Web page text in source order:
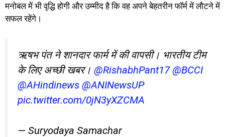
मनोबल में भी वृद्धि होगी और उम्मीद है कि वह अपने बेहतरीन फॉर्म में लौटने में
सफल रहेंगे।
ऋषभ पंत ने शानदार फार्म में की वापसी। भारतीय टीम
के लिए अच्छी खबर। @RishabhPant17 @BCCI
@AHindinews @ANINewsUP
pic.twitter.com/0jN3yXZCMA
— Suryodaya Samachar